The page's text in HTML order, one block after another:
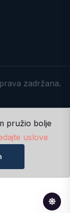
zadržana.
pružio bolje
uslove